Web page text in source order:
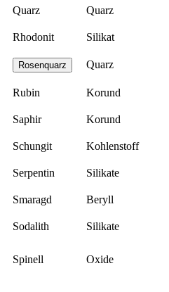
Quarz Quarz
Rhodonit Silikat
Rosenquarz Quarz
Rubin Korund
Saphir Korund
Schungit Kohlenstoff
Serpentin Silikate
Smaragd Beryll
Sodalith Silikate
Spinell Oxide